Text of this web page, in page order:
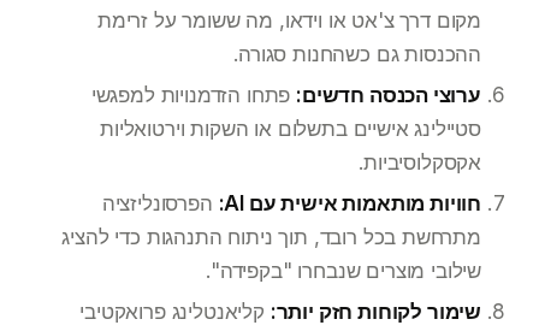
מקום דרך צ'אט או וידאו, מה ששומר על זרימת
ההכנסות גם כשהחנות סגורה.
ערוצי הכנסה חדשים: פתחו הזדמנויות למפגשי
סטיילינג אישיים בתשלום או השקות וירטואליות
אקסקלוסיביות.
חוויות מותאמות אישית עם AI:
הפרסונליזציה
מתרחשת בכל רובד, תוך ניתוח התנהגות כדי להציג
שילובי מוצרים שנבחרו "בקפידה".
שימור לקוחות חזק יותר: קליאנטלינג פרואקטיבי